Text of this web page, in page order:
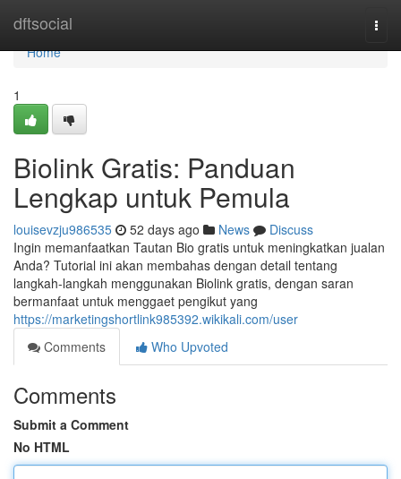
dftsocial
Home
Home
1
Biolink Gratis: Panduan
Lengkap untuk Pemula
louisevzju986535 52 days ago News
Discuss
Ingin memanfaatkan Tautan Bio gratis untuk meningkatkan jualan
Anda? Tutorial ini akan membahas dengan detail tentang
langkah-langkah menggunakan Biolink gratis, dengan saran
bermanfaat untuk menggaet pengikut yang
https://marketingshortlink985392.wikikali.com/user
Comments
Who Upvoted
Comments
Submit a Comment
No HTML